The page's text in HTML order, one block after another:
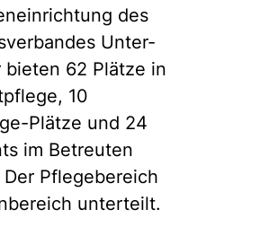
des
Unter-
bieten 62 Plätze in
10
Plätze und 24
im Betreuten
Pflegebereich
unterteilt.